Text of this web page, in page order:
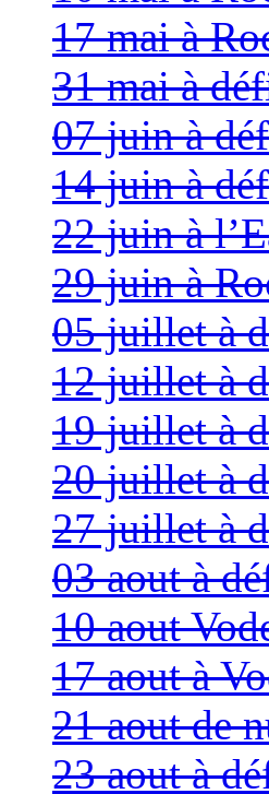
17 mai à
31 mai à
07 juin à
14 juin à
22 juin à
29 juin à
05 juillet à
12 juillet à
19 juillet à
20 juillet à
27 juillet à
03 aout à
10 aout
17 aout à
21 aout de
23 aout à